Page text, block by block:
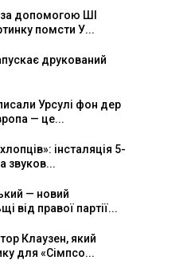
допомогою ШІ
помсти У...
друкований
Урсулі фон дер
— це...
інсталяція 5-
звуков...
— новий
від правої партії...
Клаузен, який
для «Сімпсо...